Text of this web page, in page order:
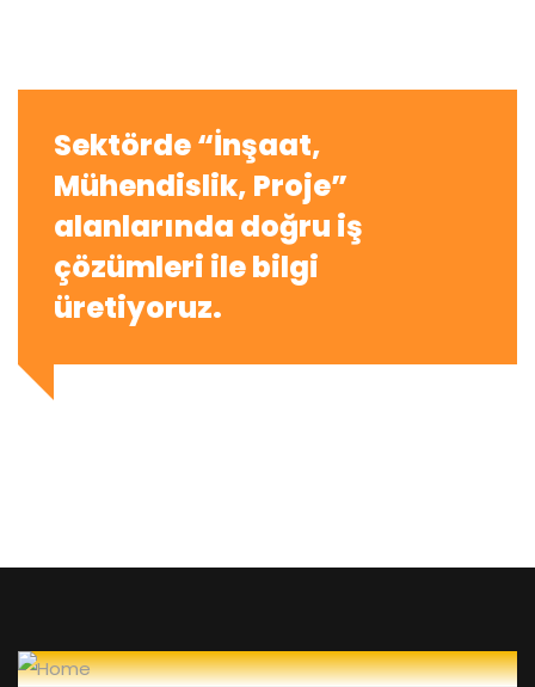
Sektörde “İnşaat,
Mühendislik, Proje”
alanlarında doğru iş
çözümleri ile bilgi
üretiyoruz.